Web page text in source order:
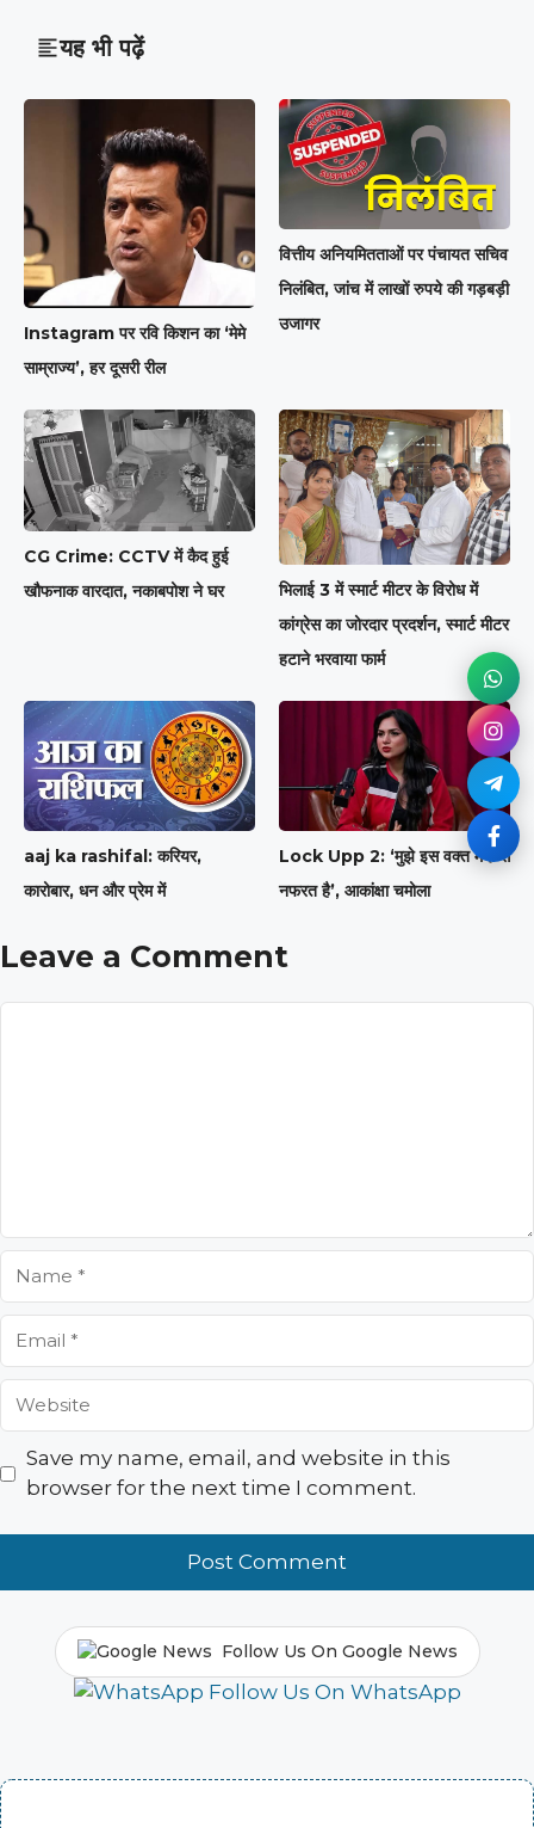
यह भी पढ़ें
Instagram पर रवि किशन का ‘मेमे
साम्राज्य’, हर दूसरी रील
वित्तीय अनियमितताओं पर पंचायत सचिव
निलंबित, जांच में लाखों रुपये की गड़बड़ी
उजागर
CG Crime: CCTV में कैद हुई
खौफनाक वारदात, नकाबपोश ने घर
भिलाई 3 में स्मार्ट मीटर के विरोध में
कांग्रेस का जोरदार प्रदर्शन, स्मार्ट मीटर
हटाने भरवाया फार्म
aaj ka rashifal: करियर,
कारोबार, धन और प्रेम में
Lock Upp 2: ‘मुझे इस वक्त मर्दों से
नफरत है’, आकांक्षा चमोला
Leave a Comment
Name
Email
Website
Save my name, email, and website in this
browser for the next time I comment.
Follow Us On Google News
Follow Us On WhatsApp